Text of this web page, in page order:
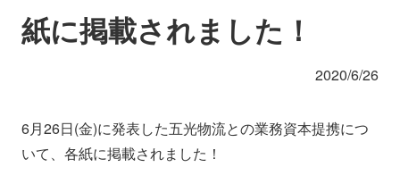
コアテクノロジー
お問い合わせ
紙に掲載されました！
2020/6/26
6月26日(金)に発表した五光物流との業務資本提携につ
いて、各紙に掲載されました！